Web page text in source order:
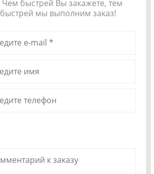
Чем быстрей Вы закажете, тем
быстрей мы выполним заказ!